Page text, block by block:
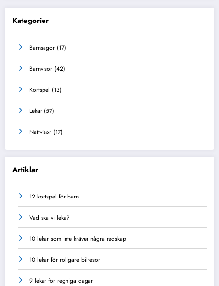
Kategorier
Barnsagor (17)
Barnvisor (42)
Kortspel (13)
Lekar (57)
Nattvisor (17)
Artiklar
12 kortspel för barn
Vad ska vi leka?
10 lekar som inte kräver några redskap
10 lekar för roligare bilresor
9 lekar för regniga dagar